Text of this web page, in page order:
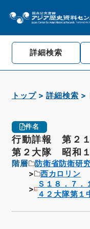
詳細検索
トップ 詳細検索
件名
行動詳報 第２
第２大隊 昭和
階層 防衛省防衛研
西カロリン
Ｓ１８．７
４２大隊第１